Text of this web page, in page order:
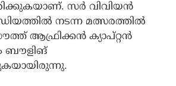
സര്‍ വിവിയന്‍
നടന്ന മത്സരത്തില്‍
ആഫ്രിക്കന്‍ ക്യാപ്റ്റന്‍
ബൗളിങ്